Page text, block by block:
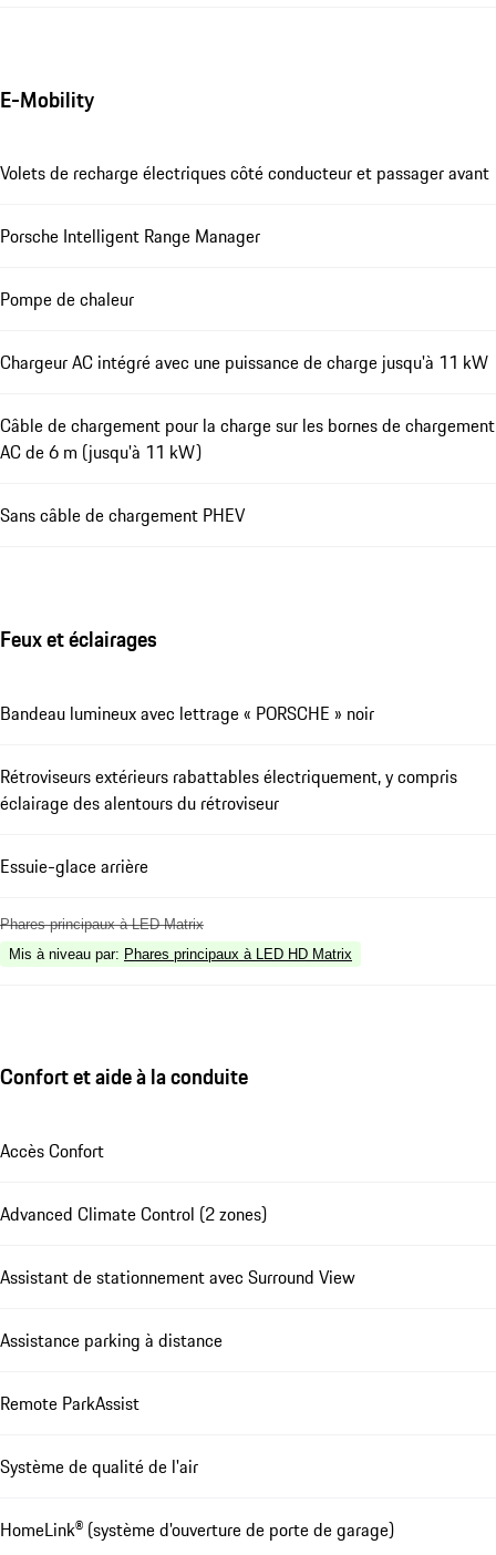
E-Mobility
Volets de recharge électriques côté conducteur et passager avant
Porsche Intelligent Range Manager
Pompe de chaleur
Chargeur AC intégré avec une puissance de charge jusqu'à 11 kW
Câble de chargement pour la charge sur les bornes de chargement
AC de 6 m (jusqu'à 11 kW)
Sans câble de chargement PHEV
Feux et éclairages
Bandeau lumineux avec lettrage « PORSCHE » noir
Rétroviseurs extérieurs rabattables électriquement, y compris
éclairage des alentours du rétroviseur
Essuie-glace arrière
Phares principaux à LED Matrix
Mis à niveau par: Phares principaux à LED HD Matrix
Confort et aide à la conduite
Accès Confort
Advanced Climate Control (2 zones)
Assistant de stationnement avec Surround View
Assistance parking à distance
Remote ParkAssist
Système de qualité de l'air
HomeLink® (système d'ouverture de porte de garage)